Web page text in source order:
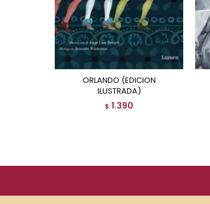
ORLANDO (EDICION
ILUSTRADA)
$ 1.390